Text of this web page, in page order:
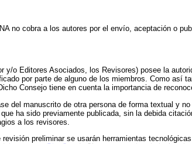
no cobra a los autores por el envío, aceptación o
y/o Editores Asociados, los Revisores) posee la
por parte de alguno de los miembros. Como así
Consejo tiene en cuenta la importancia de
del manuscrito de otra persona de forma textual y
ha sido previamente publicada, sin la debida
a los revisores.
revisión preliminar se usarán herramientas